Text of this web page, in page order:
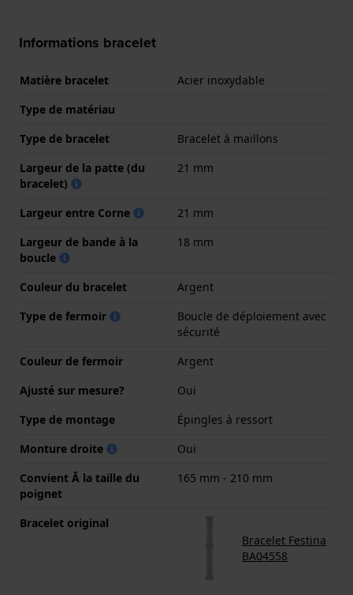
Informations bracelet
Matière bracelet
Acier inoxydable
Type de matériau
Type de bracelet
Bracelet à maillons
Largeur de la patte (du
bracelet)
21 mm
Largeur entre Corne
21 mm
Largeur de bande à la
boucle
18 mm
Couleur du bracelet
Argent
Type de fermoir
Boucle de déploiement avec
sécurité
Couleur de fermoir
Argent
Ajusté sur mesure?
Oui
Type de montage
Épingles à ressort
Monture droite
Oui
Convient Ă la taille du
poignet
165 mm - 210 mm
Bracelet original
Bracelet Festina
BA04558